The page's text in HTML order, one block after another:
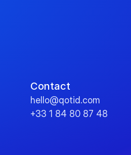
Contact
hello@qotid.com
+33 1 84 80 87 48